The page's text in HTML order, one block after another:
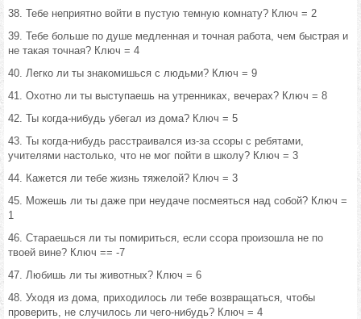
38. Тебе неприятно войти в пустую темную комнату? Ключ = 2
39. Тебе больше по душе медленная и точная работа, чем быстрая и
не такая точная? Ключ = 4
40. Легко ли ты знакомишься с людьми? Ключ = 9
41. Охотно ли ты выступаешь на утренниках, вечерах? Ключ = 8
42. Ты когда-нибудь убегал из дома? Ключ = 5
43. Ты когда-нибудь расстраивался из-за ссоры с ребятами,
учителями настолько, что не мог пойти в школу? Ключ = 3
44. Кажется ли тебе жизнь тяжелой? Ключ = 3
45. Можешь ли ты даже при неудаче посмеяться над собой? Ключ =
1
46. Стараешься ли ты помириться, если ссора произошла не по
твоей вине? Ключ == -7
47. Любишь ли ты животных? Ключ = 6
48. Уходя из дома, приходилось ли тебе возвращаться, чтобы
проверить, не случилось ли чего-нибудь? Ключ = 4